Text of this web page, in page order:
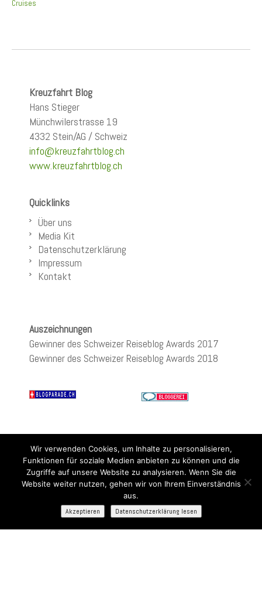
Cruises
Kreuzfahrt Blog
Hans Stieger
Münchwilerstrasse 19
4332 Stein/AG / Schweiz
info@kreuzfahrtblog.ch
www.kreuzfahrtblog.ch
Quicklinks
Über uns
Media Kit
Datenschutzerklärung
Impressum
Kontakt
Auszeichnungen
Gewinner des Schweizer Reiseblog Awards 2017
Gewinner des Schweizer Reiseblog Awards 2018
Wir verwenden Cookies, um Inhalte zu personalisieren,
Funktionen für soziale Medien anbieten zu können und die
Zugriffe auf unsere Website zu analysieren. Wenn Sie die
Website weiter nutzen, gehen wir von Ihrem Einverständnis
aus.
Akzeptieren
Datenschutzerklärung lesen